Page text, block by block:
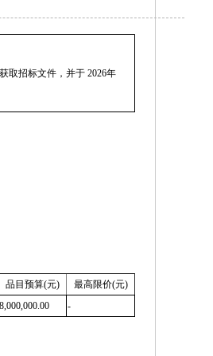
获取招标文件，并于 2026年
品目预算(元)
最高限价(元)
8,000,000.00
-